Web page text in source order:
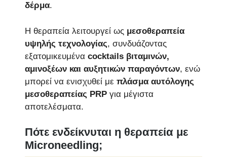
δέρμα.
Η θεραπεία λειτουργεί ως μεσοθεραπεία
υψηλής τεχνολογίας, συνδυάζοντας
εξατομικευμένα cocktails βιταμινών,
αμινοξέων και αυξητικών παραγόντων, ενώ
μπορεί να ενισχυθεί με πλάσμα αυτόλογης
μεσοθεραπείας PRP για μέγιστα
αποτελέσματα.
Πότε ενδείκνυται η θεραπεία με
Microneedling;